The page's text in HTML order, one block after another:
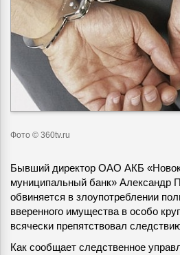
Фото © 360tv.ru
Бывший директор ОАО АКБ
муниципальный банк» Александр
обвиняется в злоупотреблении
вверенного имущества в особо
всячески препятствовал
Как сообщает следственное